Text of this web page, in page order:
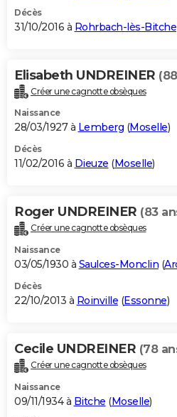
Décès
31/10/2016 à Rohrbach-lès-Bitche
Elisabeth UNDREINER
Créer une cagnotte obsèques
Naissance
28/03/1927 à Lemberg (Moselle)
Décès
11/02/2016 à Dieuze (Moselle)
Roger UNDREINER (83
Créer une cagnotte obsèques
Naissance
03/05/1930 à Saulces-Monclin (
Décès
22/10/2013 à Roinville (Essonne)
Cecile UNDREINER (78
Créer une cagnotte obsèques
Naissance
09/11/1934 à Bitche (Moselle)